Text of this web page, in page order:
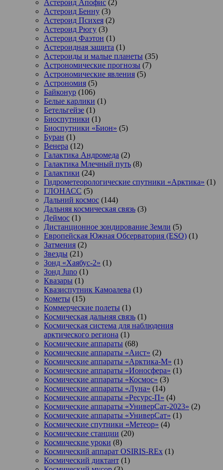
Астероид Апофис (2)
Астероид Бенну (3)
Астероид Психея (2)
Астероид Рюгу (3)
Астероид Фаэтон (1)
Астероидная защита (1)
Астероиды и малые планеты (35)
Астрономические прогнозы (7)
Астрономические явления (5)
Астрономия (5)
Байконур (106)
Белые карлики (1)
Бетельгейзе (1)
Биоспутники (1)
Биоспутники «Бион» (5)
Буран (1)
Венера (12)
Галактика Андромеда (2)
Галактика Млечный путь (8)
Галактики (24)
Гидрометеорологические спутники «Арктика» (1)
ГЛОНАСС (5)
Дальний космос (144)
Дальняя космическая связь (3)
Деймос (1)
Дистанционное зондирование Земли (5)
Европейская Южная Обсерватория (ESO) (1)
Затмения (2)
Звезды (21)
Зонд «Хаябус-2» (1)
Зонд Juno (1)
Квазары (1)
Квазиспутник Камоалева (1)
Кометы (15)
Коммерческие полеты (1)
Космическая дальняя связь (1)
Космическая система для наблюдения
арктического региона (1)
Космические аппараты (68)
Космические аппараты «Аист» (2)
Космические аппараты «Арктика-М» (1)
Космические аппараты «Ионосфера» (1)
Космические аппараты «Космос» (3)
Космические аппараты «Луна» (14)
Космические аппараты «Ресурс-П» (4)
Космические аппараты «УниверСат-2023» (2)
Космические аппараты «УниверСат» (1)
Космические спутники «Метеор» (4)
Космические станции (20)
Космические уроки (8)
Космический аппарат OSIRIS-REx (1)
Космический диктант (1)